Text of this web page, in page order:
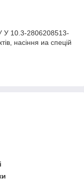
У 10.3-2806208513-
насіння иа спецій